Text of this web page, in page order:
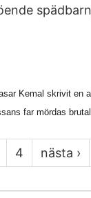
Kemal skrivit en
far mördas
4 nästa ›